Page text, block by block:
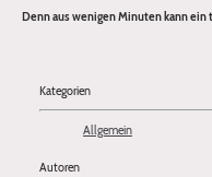
Denn aus wenigen Minuten kann
Kategorien
Allgemein
Autoren